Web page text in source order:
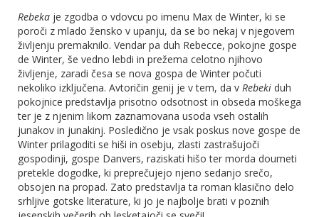
Rebeka je zgodba o vdovcu po imenu Max de Winter, ki se
poroči z mlado žensko v upanju, da se bo nekaj v njegovem
življenju premaknilo. Vendar pa duh Rebecce, pokojne gospe
de Winter, še vedno lebdi in prežema celotno njihovo
življenje, zaradi česa se nova gospa de Winter počuti
nekoliko izključena. Avtoričin genij je v tem, da v Rebeki duh
pokojnice predstavlja prisotno odsotnost in obseda moškega
ter je z njenim likom zaznamovana usoda vseh ostalih
junakov in junakinj. Posledično je vsak poskus nove gospe de
Winter prilagoditi se hiši in osebju, zlasti zastrašujoči
gospodinji, gospe Danvers, raziskati hišo ter morda doumeti
pretekle dogodke, ki preprečujejo njeno sedanjo srečo,
obsojen na propad. Zato predstavlja ta roman klasično delo
srhljive gotske literature, ki jo je najbolje brati v poznih